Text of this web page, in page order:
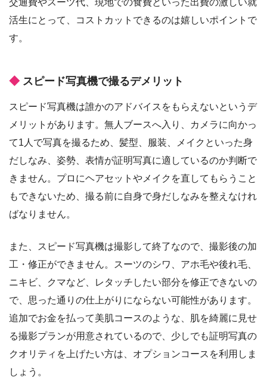
交通費やスーツ代、現地での食費といった出費の激しい就
活生にとって、コストカットできるのは嬉しいポイントで
す。
スピード写真機で撮るデメリット
スピード写真機は誰かのアドバイスをもらえないというデ
メリットがあります。無人ブースへ入り、カメラに向かっ
て1人で写真を撮るため、髪型、服装、メイクといった身
だしなみ、姿勢、表情が証明写真に適しているのか判断で
きません。プロにヘアセットやメイクを直してもらうこと
もできないため、撮る前に自身で身だしなみを整えなけれ
ばなりません。
また、スピード写真機は撮影して終了なので、撮影後の加
工・修正ができません。スーツのシワ、アホ毛や後れ毛、
ニキビ、クマなど、レタッチしたい部分を修正できないの
で、思った通りの仕上がりにならない可能性があります。
追加でお金を払って美肌コースのような、肌を綺麗に見せ
る撮影プランが用意されているので、少しでも証明写真の
クオリティを上げたい方は、オプションコースを利用しま
しょう。